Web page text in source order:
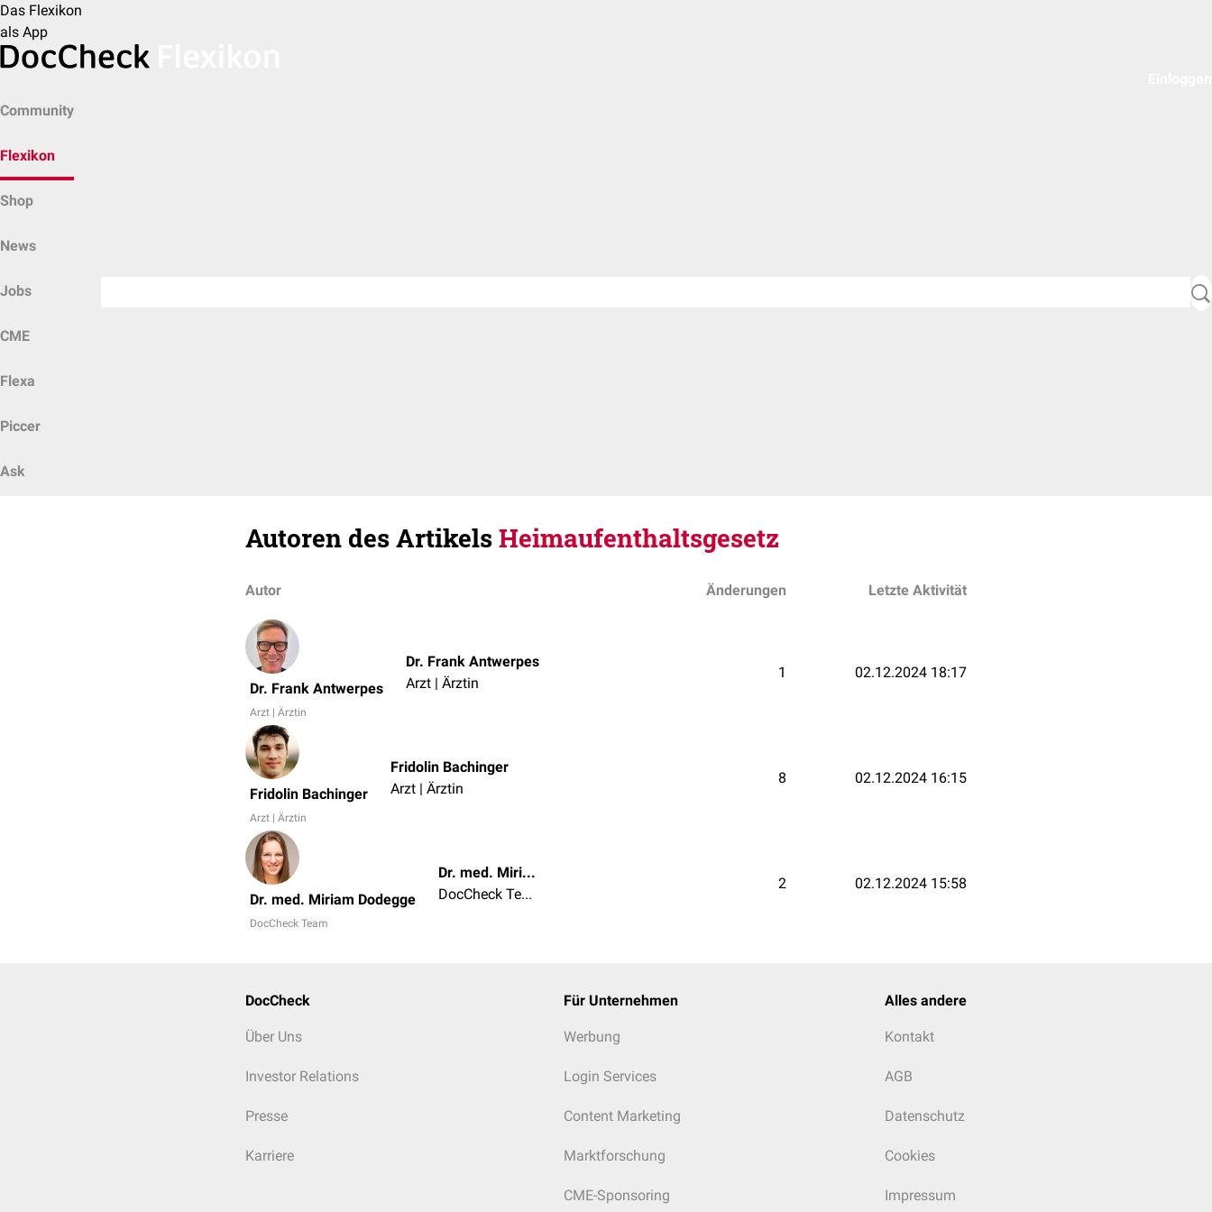
Das Flexikon
als App
Community
Flexikon
Shop
News
Jobs
CME
Flexa
Piccer
Ask
Autoren des ArtikelsHeimaufenthaltsgesetz
Autor Änderungen Letzte Aktivität
Dr. Frank Antwerpes
Arzt | Ärztin
Dr. Frank Antwerpes
Arzt | Ärztin
1 02.12.2024 18:17
Fridolin Bachinger
Arzt | Ärztin
Fridolin Bachinger
Arzt | Ärztin
8 02.12.2024 16:15
Dr. med. Miriam Dodegge
DocCheck Team
Dr. med. Miriam Dodegge
DocCheck Team
2 02.12.2024 15:58
DocCheck
Über Uns
Investor Relations
Presse
Karriere
Für Unternehmen
Werbung
Login Services
Content Marketing
Marktforschung
CME-Sponsoring
Alles andere
Kontakt
AGB
Datenschutz
Cookies
Impressum